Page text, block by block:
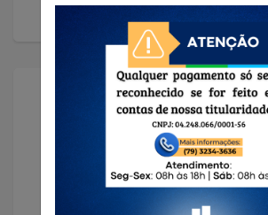
Solicitar Imóvel